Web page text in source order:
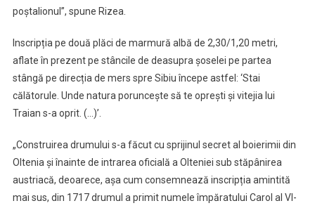
poștalionul”, spune Rizea.
Inscripția pe două plăci de marmură albă de 2,30/1,20 metri,
aflate în prezent pe stâncile de deasupra șoselei pe partea
stângă pe direcția de mers spre Sibiu începe astfel: ‘Stai
călătorule. Unde natura poruncește să te oprești și vitejia lui
Traian s-a oprit. (…)’.
„Construirea drumului s-a făcut cu sprijinul secret al boierimii din
Oltenia și înainte de intrarea oficială a Olteniei sub stăpânirea
austriacă, deoarece, așa cum consemnează inscripția amintită
mai sus, din 1717 drumul a primit numele împăratului Carol al VI-